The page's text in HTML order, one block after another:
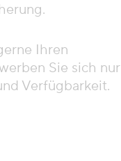
Ihren
Sie sich nur
Verfügbarkeit.